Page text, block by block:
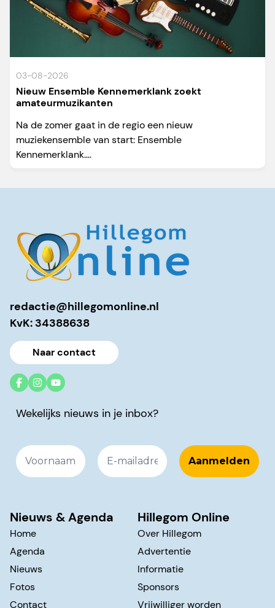
03-08-2026
Nieuw Ensemble Kennemerklank zoekt
amateurmuzikanten
Na de zomer gaat in de regio een nieuw
muziekensemble van start: Ensemble
Kennemerklank....
redactie@hillegomonline.nl
KvK: 34388638
Naar contact
Wekelijks nieuws in je inbox?
Nieuws & Agenda
Home
Agenda
Nieuws
Fotos
Contact
Hillegom Online
Over Hillegom
Advertentie
Informatie
Sponsors
Vrijwilliger worden